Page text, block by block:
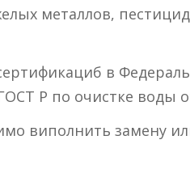
металлов,
в
Р по очистке воды
виполнить замену